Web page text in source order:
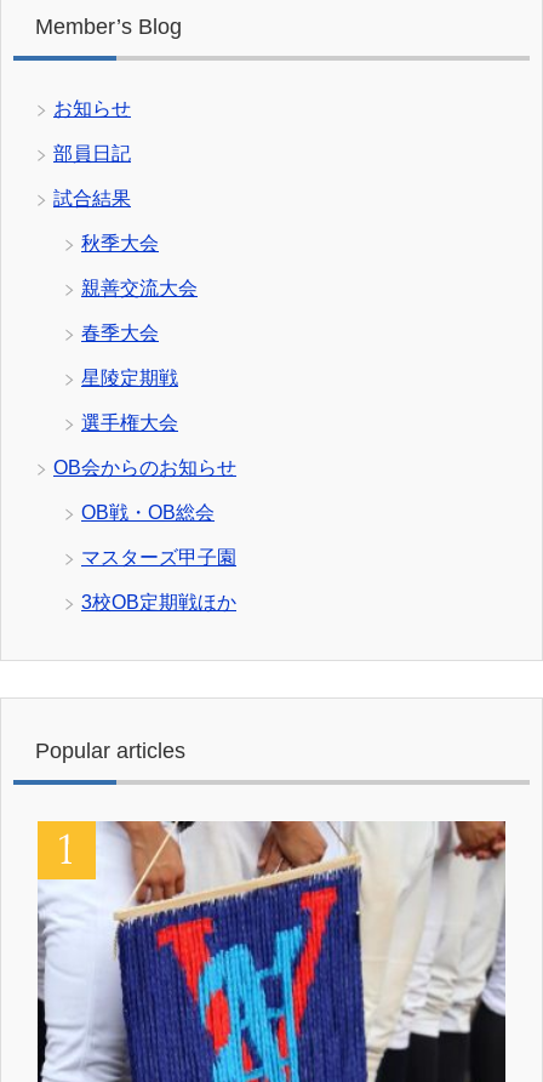
Member’s Blog
お知らせ
部員日記
試合結果
秋季大会
親善交流大会
春季大会
星陵定期戦
選手権大会
OB会からのお知らせ
OB戦・OB総会
マスターズ甲子園
3校OB定期戦ほか
Popular articles